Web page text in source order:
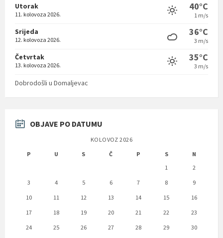
Utorak
11. kolovoza 2026.
40°C
1 m/s
Srijeda
12. kolovoza 2026.
36°C
3 m/s
Četvrtak
13. kolovoza 2026.
35°C
3 m/s
Dobrodošli u Domaljevac
OBJAVE PO DATUMU
KOLOVOZ 2026
P
U S Č P S
N
1
2
3
4 5 6 7 8
9
10
11 12 13 14 15
16
17
18 19 20 21 22
23
24
25 26 27 28 29
30